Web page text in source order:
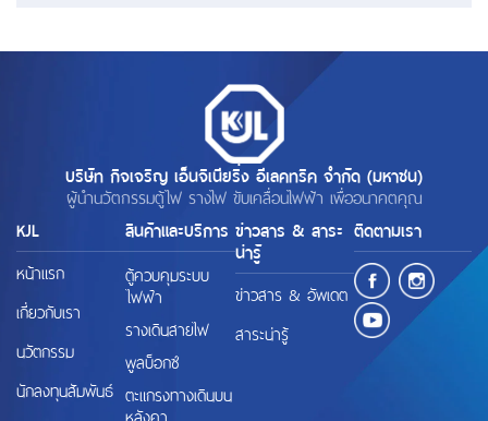
บริษัท กิจเจริญ เอ็นจิเนียริ่ง อีเลคทริค จำกัด (มหาชน)
ผู้นำนวัตกรรมตู้ไฟ รางไฟ ขับเคลื่อนไฟฟ้า เพื่ออนาคตคุณ
KJL
หน้าแรก
เกี่ยวกับเรา
นวัตกรรม
นักลงทุนสัมพันธ์
สินค้าและบริการ
ตู้ควบคุมระบบ
ไฟฟ้า
รางเดินสายไฟ
พูลบ็อกซ์
ตะแกรงทางเดินบน
ข่าวสาร & สาระ
น่ารู้
ข่าวสาร & อัพเดต
สาระน่ารู้
ติดตามเรา